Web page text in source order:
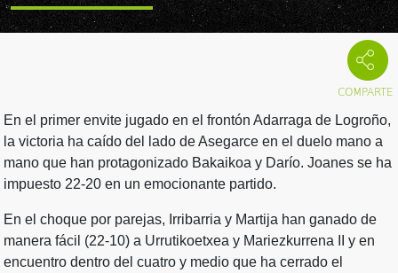
En el primer envite jugado en el frontón Adarraga de Logroño,
la victoria ha caído del lado de Asegarce en el duelo mano a
mano que han protagonizado Bakaikoa y Darío. Joanes se ha
impuesto 22-20 en un emocionante partido.
En el choque por parejas, Irribarria y Martija han ganado de
manera fácil (22-10) a Urrutikoetxea y Mariezkurrena II y en
encuentro dentro del cuatro y medio que ha cerrado el